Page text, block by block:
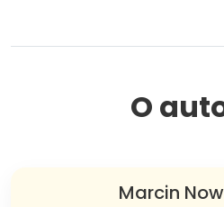
O
Marcin